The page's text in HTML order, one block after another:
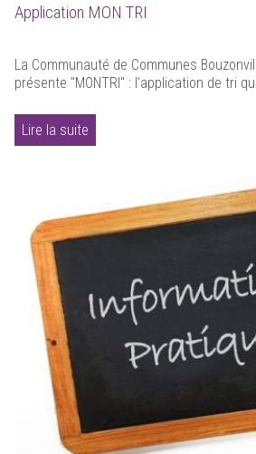
Application MON TRI
La Communauté de Communes
présente "MONTRI" : l'application de tri
Lire la suite